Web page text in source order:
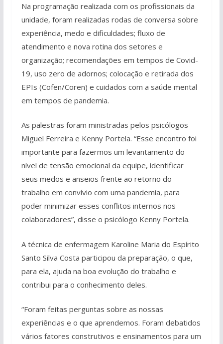
Na programação realizada com os profissionais da
unidade, foram realizadas rodas de conversa sobre
experiência, medo e dificuldades; fluxo de
atendimento e nova rotina dos setores e
organização; recomendações em tempos de Covid-
19, uso zero de adornos; colocação e retirada dos
EPIs (Cofen/Coren) e cuidados com a saúde mental
em tempos de pandemia.
As palestras foram ministradas pelos psicólogos
Miguel Ferreira e Kenny Portela. “Esse encontro foi
importante para fazermos um levantamento do
nível de tensão emocional da equipe, identificar
seus medos e anseios frente ao retorno do
trabalho em convívio com uma pandemia, para
poder minimizar esses conflitos internos nos
colaboradores”, disse o psicólogo Kenny Portela.
A técnica de enfermagem Karoline Maria do Espírito
Santo Silva Costa participou da preparação, o que,
para ela, ajuda na boa evolução do trabalho e
contribui para o conhecimento deles.
“Foram feitas perguntas sobre as nossas
experiências e o que aprendemos. Foram debatidos
vários fatores construtivos e ensinamentos para um